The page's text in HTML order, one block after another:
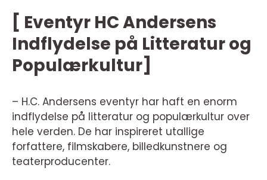
[ Eventyr HC Andersens
Indflydelse på Litteratur og
Populærkultur]
– H.C. Andersens eventyr har haft en enorm
indflydelse på litteratur og populærkultur over
hele verden. De har inspireret utallige
forfattere, filmskabere, billedkunstnere og
teaterproducenter.